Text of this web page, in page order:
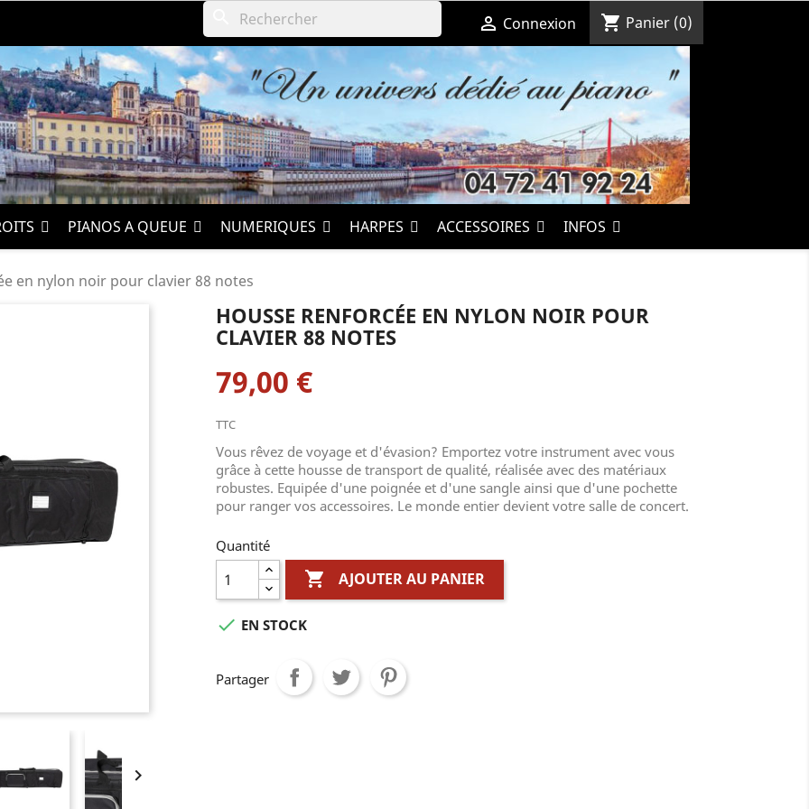
 Connexion shopping_cart Panier (0)
PIANOS A QUEUE NUMERIQUES HARPES ACCESSOIRES INFOS
en nylon noir pour clavier 88 notes

HOUSSE RENFORCÉE EN NYLON NOIR POUR
CLAVIER 88 NOTES
79,00 €
TTC
Vous rêvez de voyage et d'évasion? Emportez votre instrument avec vous
grâce à cette housse de transport de qualité, réalisée avec des matériaux
robustes. Equipée d'une poignée et d'une sangle ainsi que d'une pochette
pour ranger vos accessoires. Le monde entier devient votre salle de concert.
Quantité
 AJOUTER AU PANIER
 EN STOCK
Partager